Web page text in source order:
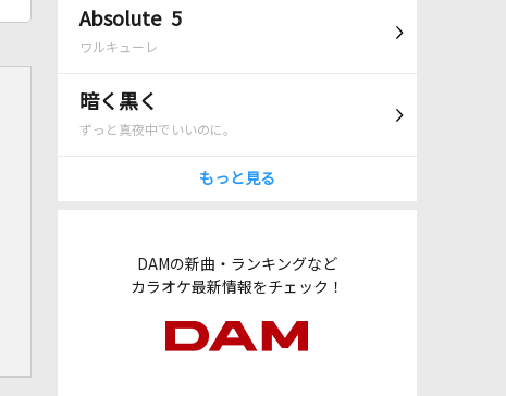
Absolute 5
ワルキューレ
暗く黒く
ずっと真夜中でいいのに。
もっと見る
DAMの新曲・ランキングなど
カラオケ最新情報をチェック！